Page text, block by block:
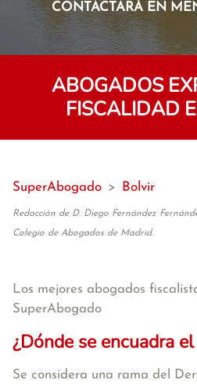
CONTACTARÁ EN
ABOGADOS
FISCALIDAD
SuperAbogado > Bolvir
Redacción de D. Diego Fernández
Colegio de Abogados de Madrid.
Los mejores abogados
SuperAbogado
¿Dónde se encuadra
Se considera una rama del